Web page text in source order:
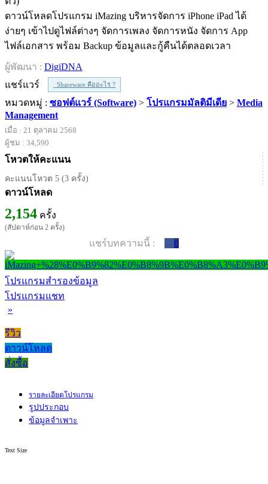
ดาวน์โหลดโปรแกรม iMazing บริหารจัดการ iPhone iPad ได้
ง่ายๆ เข้าไปดูไฟล์ต่างๆ จัดการเพลง จัดการหนัง จัดการ App
ไฟล์เอกสาร พร้อม Backup ข้อมูลและกู้คืนได้ตลอดเวลา
ผู้พัฒนา : DigiDNA
แชร์แวร์
Shareware คืออะไร ?
หมวดหมู่ : ซอฟต์แวร์ (Software) > โปรแกรมมัลติมีเดีย > Media
Management
เมื่อ : 21 ตุลาคม 2568
ผู้ชม : 34,590
โหวตให้คะแนน
คะแนนโหวต 5 (3 ครั้ง)
ดาวน์โหลด
2,154 ครั้ง
(สัปดาห์ก่อน 2 ครั้ง)
แชร์บทความนี้ : 0
โปรแกรมสำรองข้อมูล
โปรแกรมแชท
»
รีวิว
ดาวน์โหลด
สั่งซื้อ
รายละเอียดโปรแกรม
รูปประกอบ
ข้อมูลจำเพาะ
Text Size